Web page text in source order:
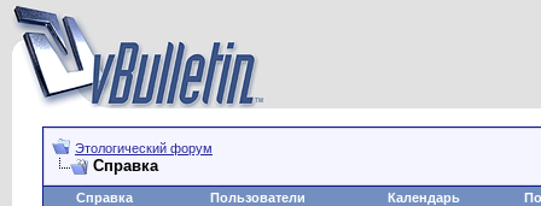
Этологический форум
Справка
Справка Пользователи Календарь